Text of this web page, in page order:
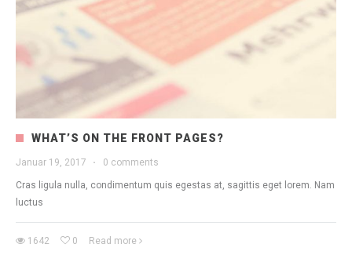
WHAT’S ON THE FRONT PAGES?
Januar 19, 2017 · 0 comments
Cras ligula nulla, condimentum quis egestas at, sagittis eget lorem. Nam
luctus
1642 0 Read more